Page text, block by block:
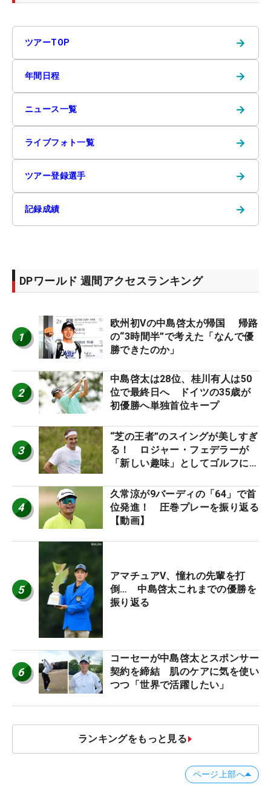
ツアーTOP →
年間日程 →
ニュース一覧 →
ライブフォト一覧 →
ツアー登録選手 →
記録成績 →
DPワールド 週間アクセスランキング
1
欧州初Vの中島啓太が帰国 帰路
の“3時間半”で考えた「なんで優
勝できたのか」
2
中島啓太は28位、桂川有人は50
位で最終日へ ドイツの35歳が
初優勝へ単独首位キープ
3
“芝の王者”のスイングが美しすぎ
る！ ロジャー・フェデラーが
「新しい趣味」としてゴルフに挑
4
久常涼が9バーディの「64」で首
位発進！ 圧巻プレーを振り返る
【動画】
5
アマチュアV、憧れの先輩を打
倒… 中島啓太これまでの優勝を
振り返る
6
コーセーが中島啓太とスポンサー
契約を締結 肌のケアに気を使い
つつ「世界で活躍したい」
ランキングをもっと見る
ページ上部へ